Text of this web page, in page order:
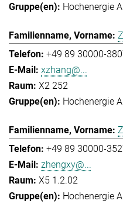
Hochenergie
+49 89 30000-
xzhang@...
X2 252
Hochenergie
+49 89 30000-
zhengxy@...
X5 1.2.02
Hochenergie